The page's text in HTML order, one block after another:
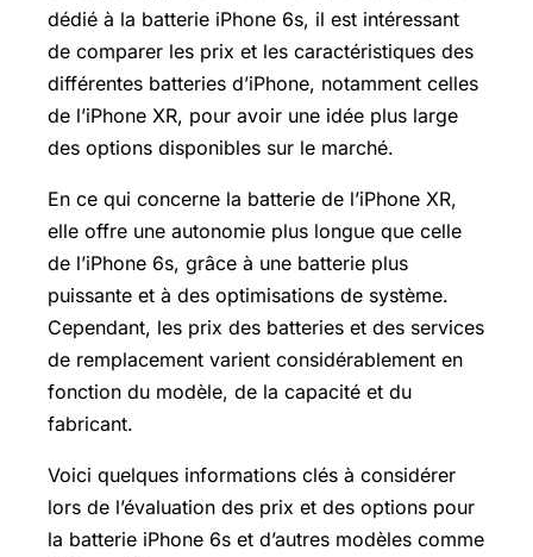
dédié à la batterie iPhone 6s, il est intéressant
de comparer les prix et les caractéristiques des
différentes batteries d’iPhone, notamment celles
de l’iPhone XR, pour avoir une idée plus large
des options disponibles sur le marché.
En ce qui concerne la batterie de l’iPhone XR,
elle offre une autonomie plus longue que celle
de l’iPhone 6s, grâce à une batterie plus
puissante et à des optimisations de système.
Cependant, les prix des batteries et des services
de remplacement varient considérablement en
fonction du modèle, de la capacité et du
fabricant.
Voici quelques informations clés à considérer
lors de l’évaluation des prix et des options pour
la batterie iPhone 6s et d’autres modèles comme